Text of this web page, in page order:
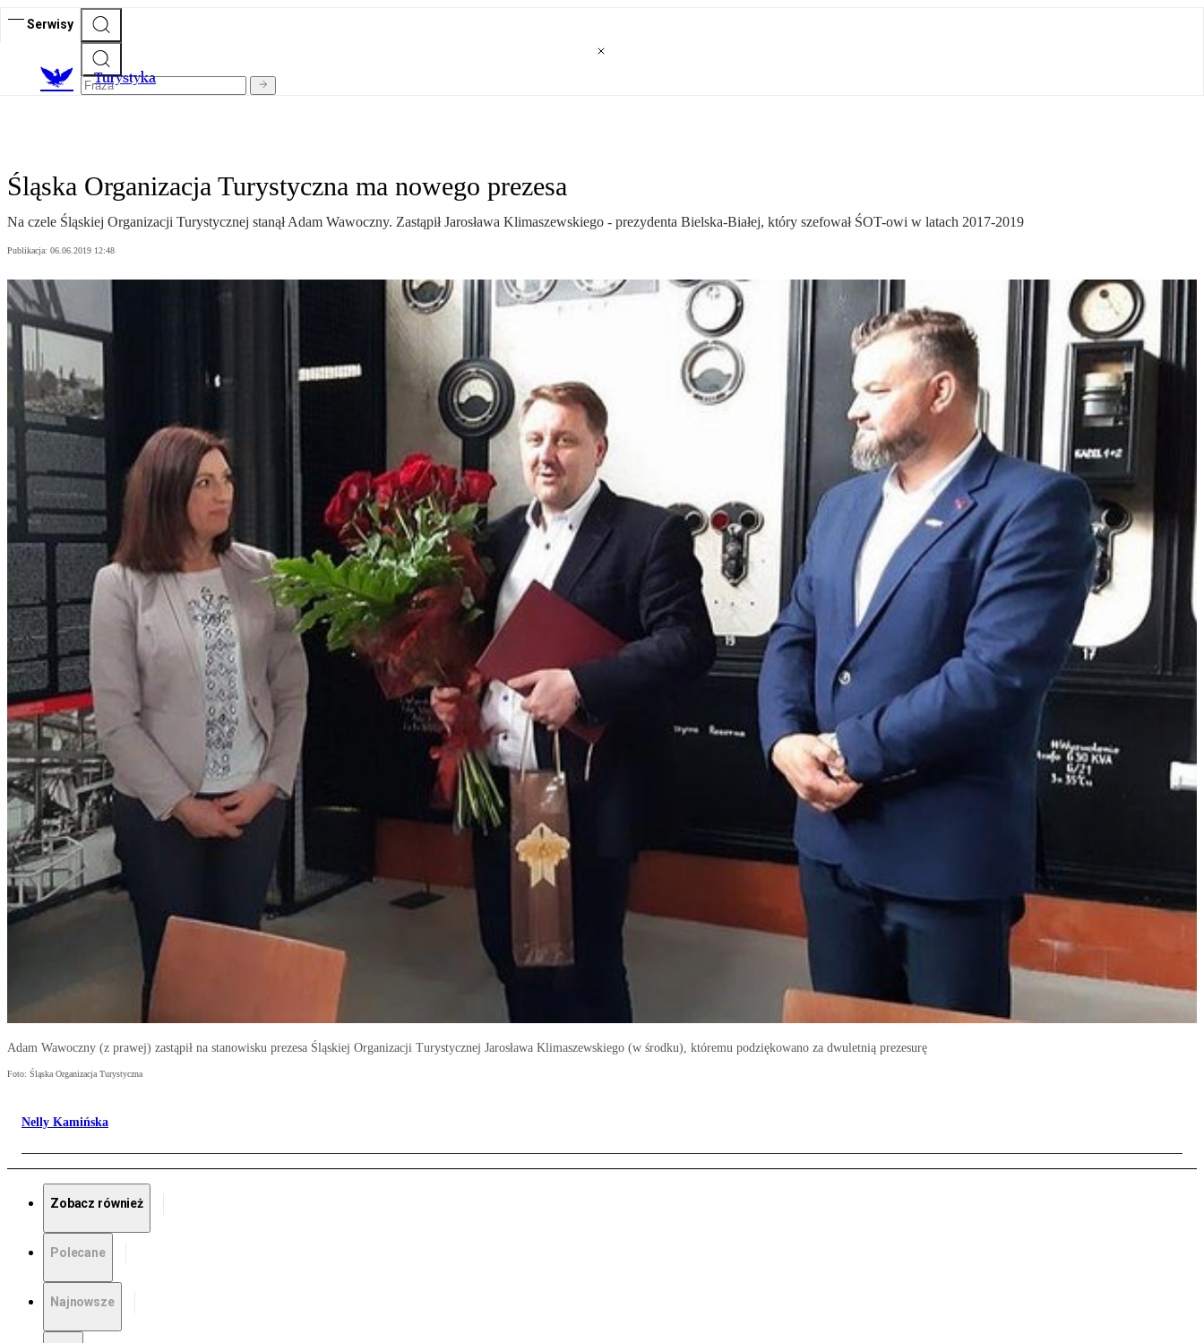
Serwisy
Turystyka
Śląska Organizacja Turystyczna ma nowego prezesa
Na czele Śląskiej Organizacji Turystycznej stanął Adam Wawoczny. Zastąpił Jarosława Klimaszewskiego - prezydenta Bielska-Białej, który szefował ŚOT-owi w latach 2017-2019
Publikacja: 06.06.2019 12:48
Adam Wawoczny (z prawej) zastąpił na stanowisku prezesa Śląskiej Organizacji Turystycznej Jarosława Klimaszewskiego (w środku), któremu podziękowano za dwuletnią prezesurę
Foto: Śląska Organizacja Turystyczna
Nelly Kamińska
Zobacz również
Polecane
Najnowsze